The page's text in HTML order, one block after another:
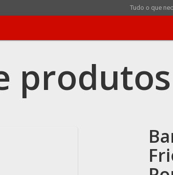
Tudo o que
produtos